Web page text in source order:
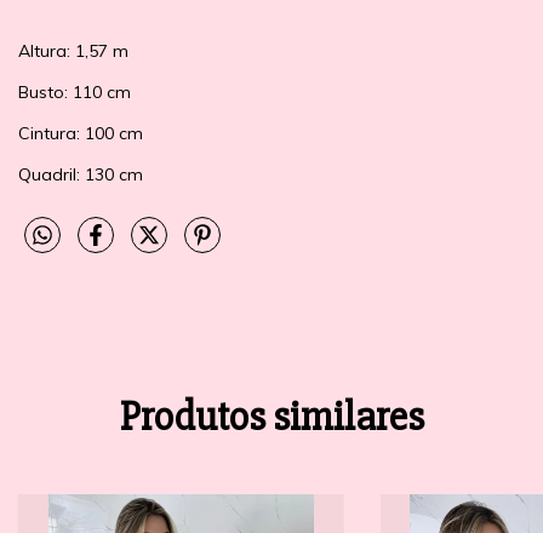
Altura: 1,57 m
Busto: 110 cm
Cintura: 100 cm
Quadril: 130 cm
Produtos similares